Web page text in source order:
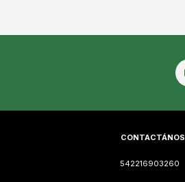
CONTACTÁNOS
542216903260